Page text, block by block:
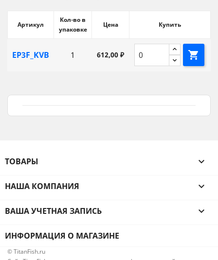
Артикул
Кол-во в
упаковке
Цена Купить
EP3F_KVB 1 612,00 ₽ 
ТОВАРЫ 
НАША КОМПАНИЯ 
ВАША УЧЕТНАЯ ЗАПИСЬ 
ИНФОРМАЦИЯ О МАГАЗИНЕ
© TitanFish.ru